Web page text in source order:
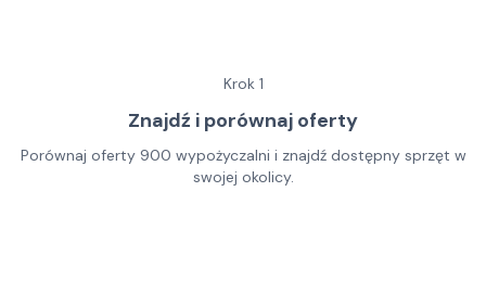
Krok 1
Znajdź i porównaj oferty
Porównaj oferty 900 wypożyczalni i znajdź dostępny sprzęt w
swojej okolicy.